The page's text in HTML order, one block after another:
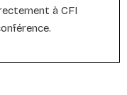
à CFI